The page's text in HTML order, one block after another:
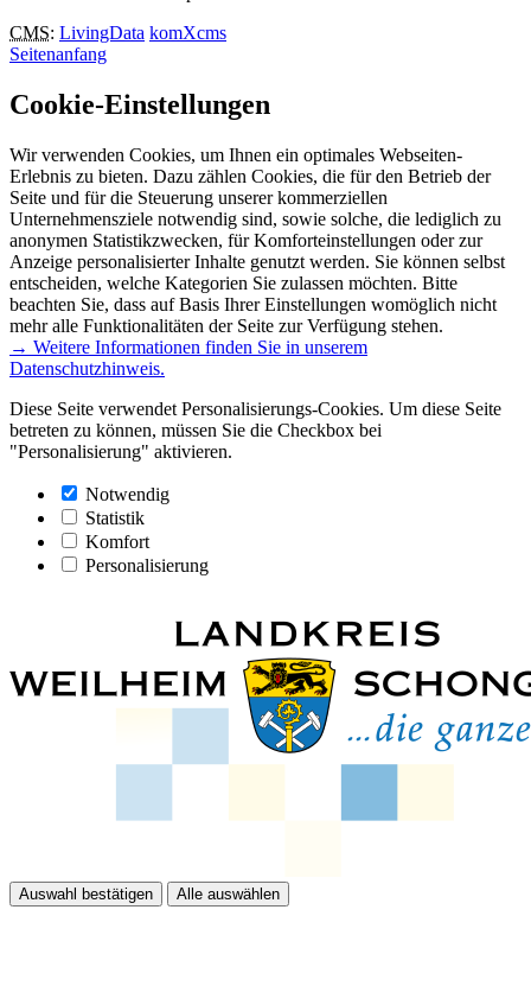
CMS: LivingData komXcms
Seitenanfang
Cookie-Einstellungen
Wir verwenden Cookies, um Ihnen ein optimales Webseiten-
Erlebnis zu bieten. Dazu zählen Cookies, die für den Betrieb der
Seite und für die Steuerung unserer kommerziellen
Unternehmensziele notwendig sind, sowie solche, die lediglich zu
anonymen Statistikzwecken, für Komforteinstellungen oder zur
Anzeige personalisierter Inhalte genutzt werden. Sie können selbst
entscheiden, welche Kategorien Sie zulassen möchten. Bitte
beachten Sie, dass auf Basis Ihrer Einstellungen womöglich nicht
mehr alle Funktionalitäten der Seite zur Verfügung stehen.
→ Weitere Informationen finden Sie in unserem
Datenschutzhinweis.
Diese Seite verwendet Personalisierungs-Cookies. Um diese Seite
betreten zu können, müssen Sie die Checkbox bei
"Personalisierung" aktivieren.
Notwendig
Statistik
Komfort
Personalisierung
Auswahl bestätigen Alle auswählen